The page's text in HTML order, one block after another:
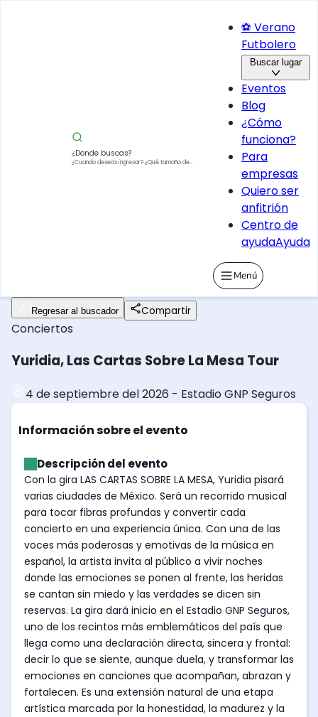
¿Donde buscas?
¿Cuando deseas ingresar?¿Qué tamaño de
⚽ Verano
Futbolero
Buscar lugar
Eventos
Blog
¿Cómo
funciona?
Para
empresas
Quiero ser
anfitrión
Centro de
ayudaAyuda
Menú
Regresar al buscador Compartir
Conciertos
Yuridia, Las Cartas Sobre La Mesa Tour
4 de septiembre del 2026 - Estadio GNP Seguros
Información sobre el evento
Descripción del evento
Con la gira LAS CARTAS SOBRE LA MESA, Yuridia pisará
varias ciudades de México. Será un recorrido musical
para tocar fibras profundas y convertir cada
concierto en una experiencia única. Con una de las
voces más poderosas y emotivas de la música en
español, la artista invita al público a vivir noches
donde las emociones se ponen al frente, las heridas
se cantan sin miedo y las verdades se dicen sin
reservas. La gira dará inicio en el Estadio GNP Seguros,
uno de los recintos más emblemáticos del país que
llega como una declaración directa, sincera y frontal:
decir lo que se siente, aunque duela, y transformar las
emociones en canciones que acompañan, abrazan y
fortalecen. Es una extensión natural de una etapa
artística marcada por la honestidad, la madurez y la